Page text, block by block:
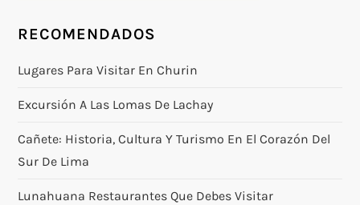
RECOMENDADOS
Lugares Para Visitar En Churin
Excursión A Las Lomas De Lachay
Cañete: Historia, Cultura Y Turismo En El Corazón Del
Sur De Lima
Lunahuana Restaurantes Que Debes Visitar